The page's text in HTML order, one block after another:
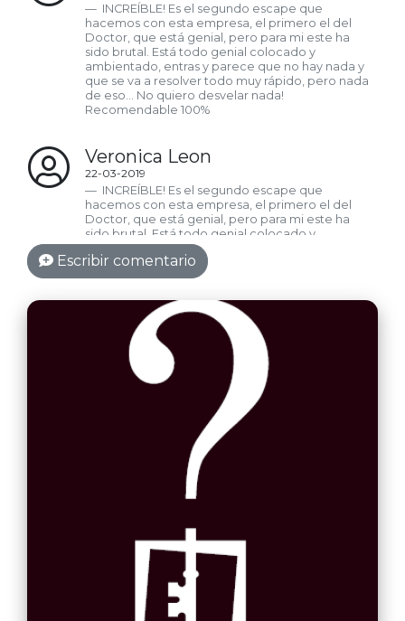
INCREÍBLE! Es el segundo escape que
hacemos con esta empresa, el primero el del
Doctor, que está genial, pero para mi este ha
sido brutal. Está todo genial colocado y
ambientado, entras y parece que no hay nada y
que se va a resolver todo muy rápido, pero nada
de eso... No quiero desvelar nada!
Recomendable 100%
Veronica Leon
22-03-2019
INCREÍBLE! Es el segundo escape que
hacemos con esta empresa, el primero el del
Doctor, que está genial, pero para mi este ha
sido brutal. Está todo genial colocado y
ambientado, entras y parece que no hay nada y
que se va a resolver todo muy rápido, pero nada
de eso... No quiero desvelar nada!
Escribir comentario